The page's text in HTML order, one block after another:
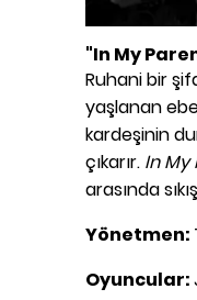
"In My
Ruhani bir
yaşlanan
kardeşinin
çıkarır. In My
arasında
Yönetmen:
Oyuncular: